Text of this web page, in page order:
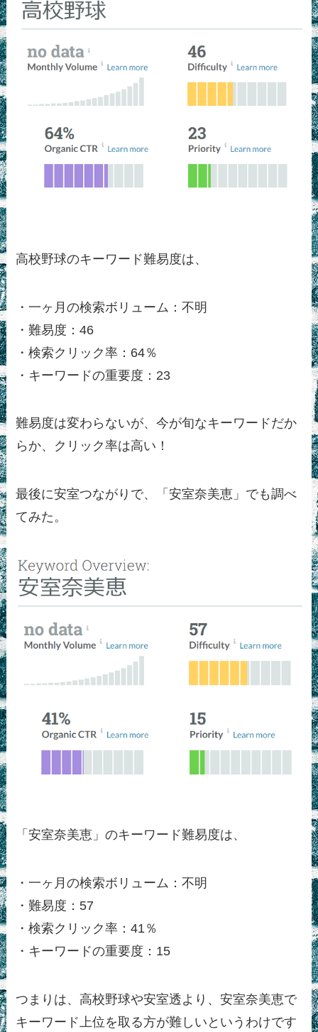
高校野球のキーワード難易度は、
・一ヶ月の検索ボリューム：不明
・難易度：46
・検索クリック率：64％
・キーワードの重要度：23
難易度は変わらないが、今が旬なキーワードだか
らか、クリック率は高い！
最後に安室つながりで、「安室奈美恵」でも調べ
てみた。
「安室奈美恵」のキーワード難易度は、
・一ヶ月の検索ボリューム：不明
・難易度：57
・検索クリック率：41％
・キーワードの重要度：15
つまりは、高校野球や安室透より、安室奈美恵で
キーワード上位を取る方が難しいというわけです